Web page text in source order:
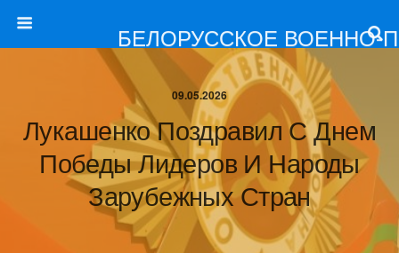
БЕЛОРУССКОЕ ВОЕННО-
09.05.2026
Лукашенко Поздравил С Днем
Победы Лидеров И Народы
Зарубежных Стран